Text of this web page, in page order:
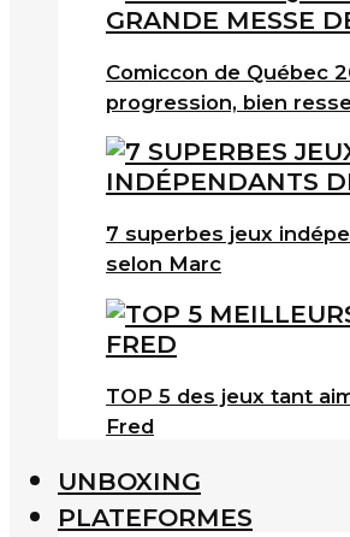
Comiccon de Québec
progression, bien
7 superbes jeux
selon Marc
TOP 5 des jeux tant
Fred
UNBOXING
PLATEFORMES